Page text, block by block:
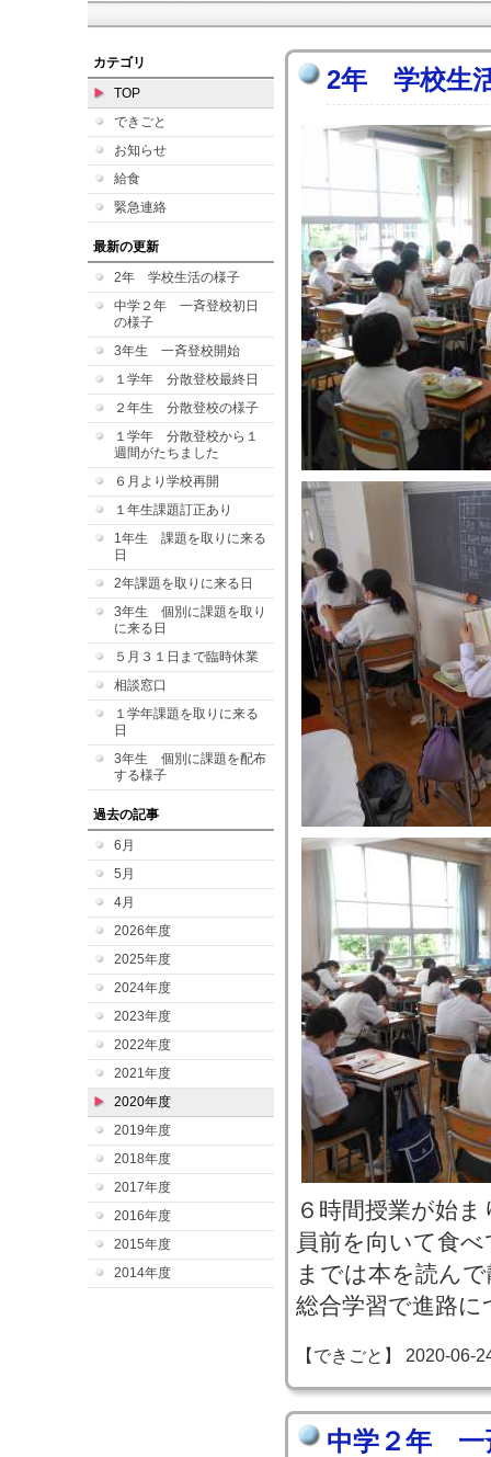
カテゴリ
TOP
できごと
お知らせ
給食
緊急連絡
最新の更新
2年 学校生活の様子
中学２年 一斉登校初日
の様子
3年生 一斉登校開始
１学年 分散登校最終日
２年生 分散登校の様子
１学年 分散登校から１
週間がたちました
６月より学校再開
１年生課題訂正あり
1年生 課題を取りに来る
日
2年課題を取りに来る日
3年生 個別に課題を取り
に来る日
５月３１日まで臨時休業
相談窓口
１学年課題を取りに来る
日
3年生 個別に課題を配布
する様子
過去の記事
6月
5月
4月
2026年度
2025年度
2024年度
2023年度
2022年度
2021年度
2020年度
2019年度
2018年度
2017年度
2016年度
2015年度
2014年度
2年 学校生
６時間授業が始
員前を向いて食
までは本を読ん
総合学習で進路
【できごと】 2020-06-
中学２年 一